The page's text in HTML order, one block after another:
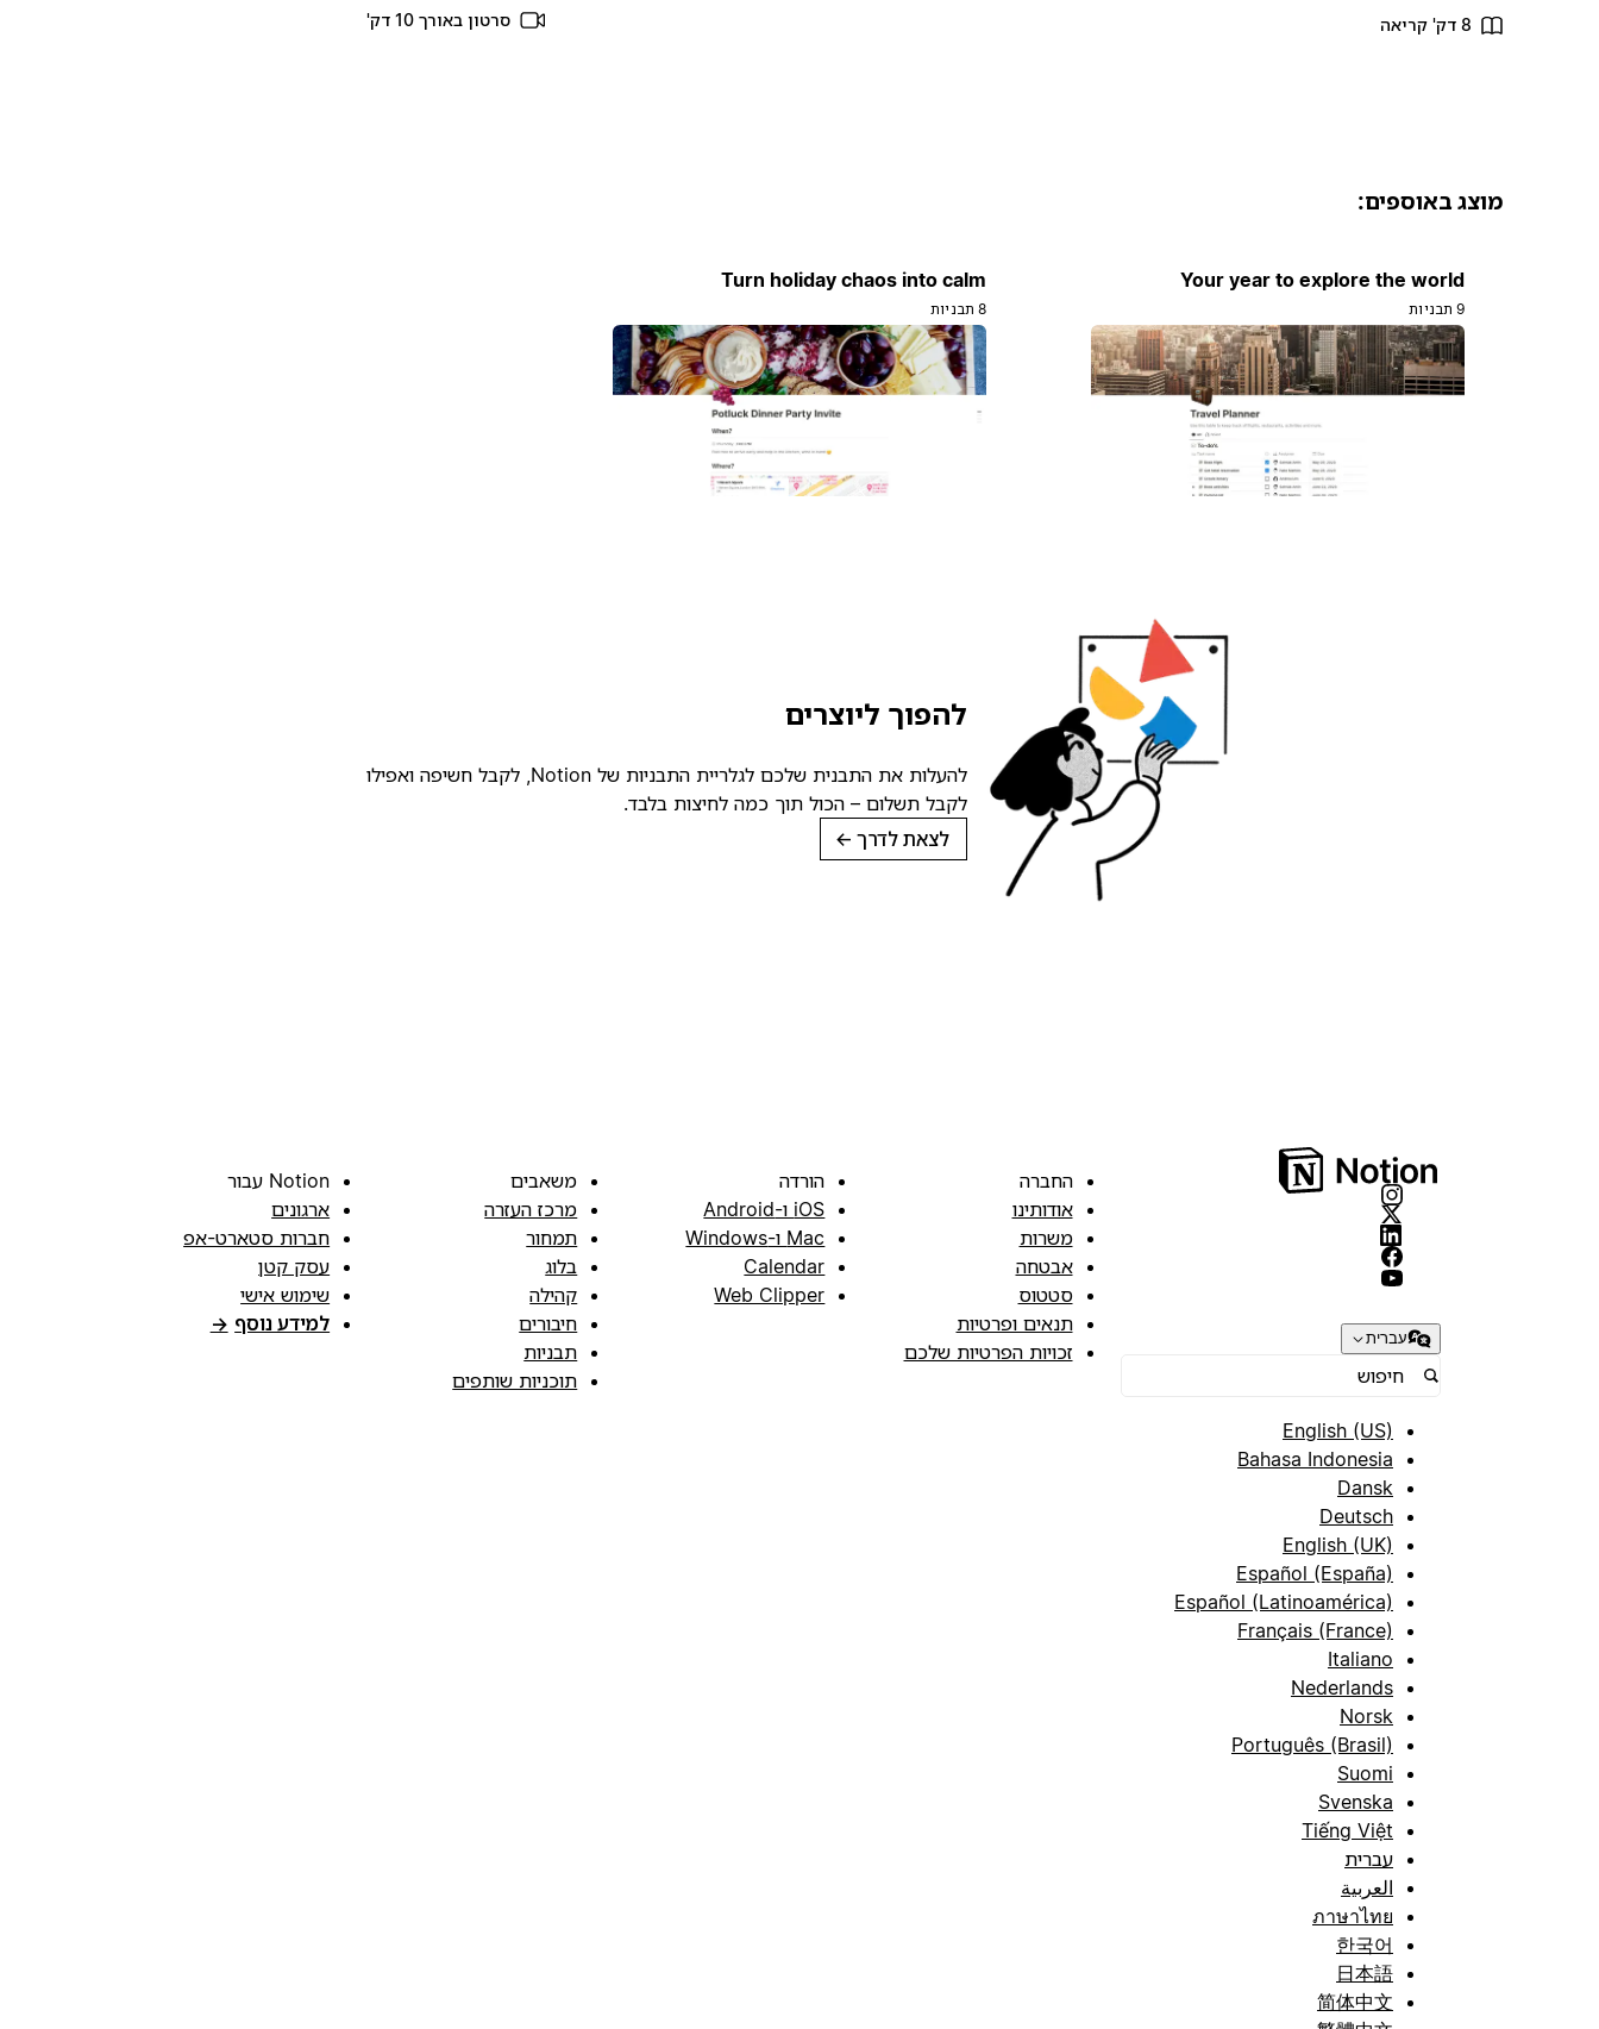
8 דק' קריאה סרטון באורך 10 דק'
מוצג באוספים:
Your year to explore the world
9 תבניות
Turn holiday chaos into calm
8 תבניות
להפוך ליוצרים
להעלות את התבנית שלכם לגלריית התבניות של Notion, לקבל חשיפה ואפילו
לקבל תשלום – הכול תוך כמה לחיצות בלבד.
לצאת לדרך →
עברית
English (US)
Bahasa Indonesia
Dansk
Deutsch
English (UK)
Español (España)
Español (Latinoamérica)
Français (France)
Italiano
Nederlands
Norsk
Português (Brasil)
Suomi
Svenska
Tiếng Việt
עברית
العربية
ภาษาไทย
한국어
日本語
简体中文
החברה
אודותינו
משרות
אבטחה
סטטוס
תנאים ופרטיות
זכויות הפרטיות שלכם
הורדה
iOS ו-Android
Mac ו-Windows
Calendar
Web Clipper
משאבים
מרכז העזרה
תמחור
בלוג
קהילה
חיבורים
תבניות
תוכניות שותפים
Notion עבור
ארגונים
חברות סטארט-אפ
עסק קטן
שימוש אישי
למידע נוסף →